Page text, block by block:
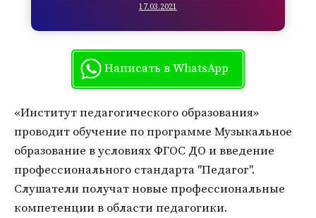
17.03.2021
Написать в WhatsApp
«Институт педагогического образования»
проводит обучение по программе Музыкальное
образование в условиях ФГОС ДО и введение
профессионального стандарта "Педагог".
Слушатели получат новые профессиональные
компетенции в области педагогики.